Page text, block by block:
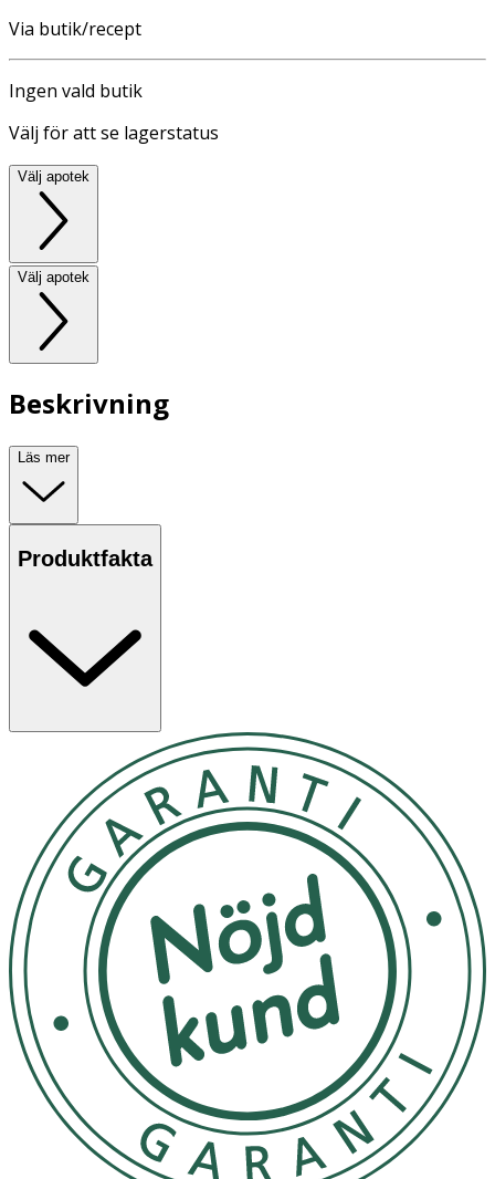
Via butik/recept
Ingen vald butik
Välj för att se lagerstatus
Välj apotek
Välj apotek
Beskrivning
Läs mer
Produktfakta